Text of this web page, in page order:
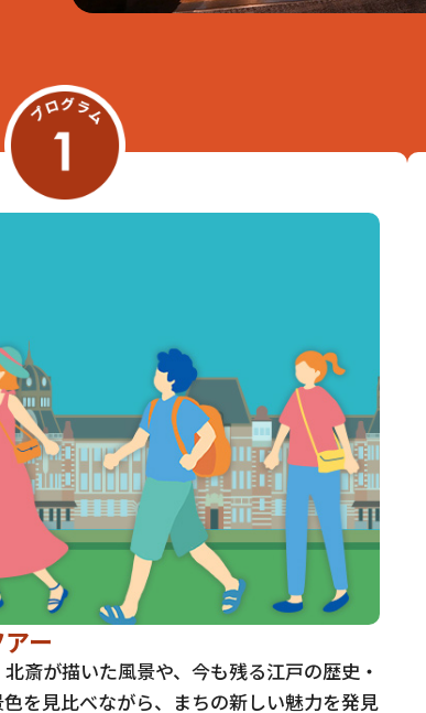
ー
斎が描いた風景や、今も残る江戸の歴史・
を見比べながら、まちの新しい魅力を発見